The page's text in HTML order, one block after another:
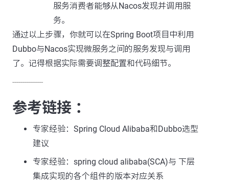
服务消费者能够从Nacos发现并调用服
务。
通过以上步骤，你就可以在Spring Boot项目中利用
Dubbo与Nacos实现微服务之间的服务发现与调用
了。记得根据实际需要调整配置和代码细节。
---------------
参考链接 ：
专家经验：Spring Cloud Alibaba和Dubbo选型
建议
专家经验：spring cloud alibaba(SCA)与 下层
集成实现的各个组件的版本对应关系